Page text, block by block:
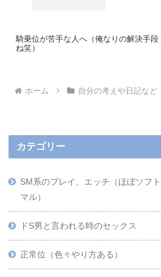
騎乗位が苦手な人へ（俺なりの解決手段
ね笑）
ホーム 自分の考えや日記など
カテゴリー
SM系のプレイ、エッチ（ほぼソフ
マル）
ドS男と言われる時のセックス
正常位（色々やり方ある）